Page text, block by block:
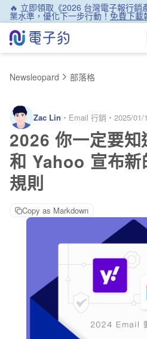
🔥 立即領取《2026 台灣電子報行銷
業水準，優化下一步行動！免費下
Newsleopard 部落格
Zac Lin ・ Email 行銷 ・ 2025/01/
2026 你一定要
和 Yahoo 宣布
規則
Copy as Markdown